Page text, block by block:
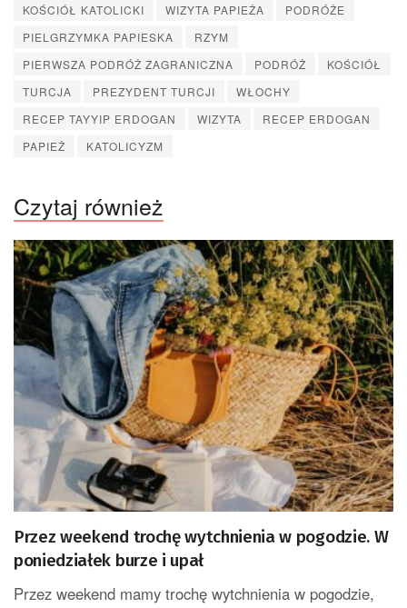
KOŚCIÓŁ KATOLICKI
WIZYTA PAPIEŻA
PODRÓŻE
PIELGRZYMKA PAPIESKA
RZYM
PIERWSZA PODRÓŻ ZAGRANICZNA
PODRÓŻ
KOŚCIÓŁ
TURCJA
PREZYDENT TURCJI
WŁOCHY
RECEP TAYYIP ERDOGAN
WIZYTA
RECEP ERDOGAN
PAPIEŻ
KATOLICYZM
Czytaj również
Przez weekend trochę wytchnienia w pogodzie. W
poniedziałek burze i upał
Przez weekend mamy trochę wytchnienia w pogodzie,